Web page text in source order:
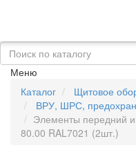
Меню
Каталог
Щитовое
ВРУ, ШРС,
Элементы передний
80.00 RAL7021 (2шт.)